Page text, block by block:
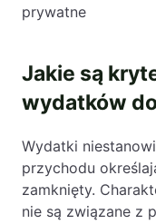
prywatne
Jakie są
wydatków
Wydatki
przychodu
zamknięty.
nie są związane z